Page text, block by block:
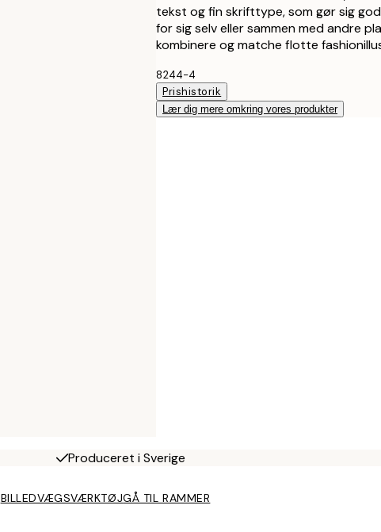
tekst og fin skrifttype, som gør sig
for sig selv eller sammen med andre
kombinere og matche flotte
8244-4
Prishistorik
Lær dig mere omkring vores produkter
Produceret i Sverige
BILLEDVÆGSVÆRKTØJGÅ TIL RAMMER